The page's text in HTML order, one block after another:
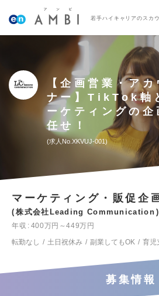
若手ハイキャリアのスカ
【企画営業・ア
ナー】TikTok軸
ーケティングの
任せ！
求人No.XKVUJ-001
マーケティング・販促企
株式会社Leading Communication
年収
400万円～449万円
転勤なし
土日祝休み 副業してもOK 育児
募集情報